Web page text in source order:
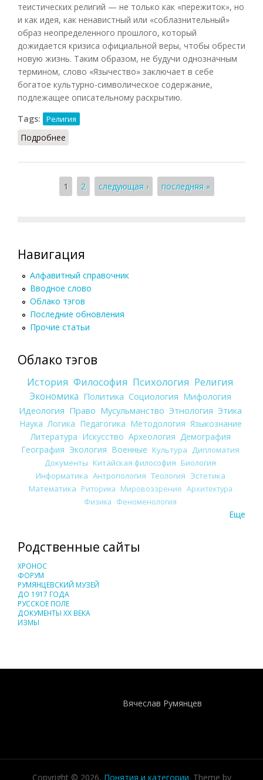
теистических религий — не только как «пережиток», но
и как идея, как ненавистный или «соблазнительный»
образ неопределенного прошлого, который
дожидается кризиса официальной веры, чтобы обрести
новую жизнь. Таким образом, не будучи однозначным
термином, слово «Язычество» заключает в себе
богатое культурно-символическое содержание,
подлежащее описательному раскрытию.
Tags:
Религия
Подробнее
Страницы
1 2 следующая › последняя »
Навигация
Алфавитный справочник
Вводное слово
Облако тэгов
Последние обновления
Прочие статьи
Облако тэгов
История Философия Психология Религия
Экономика Политика Социология Мифология
Идеология Право Мусульманство Этнология Этика
Наука Логика Педагогика Методология Языкознание
Литература Искусство Археология Демография
География Экология Военные Культура
Дипломатия
Документы Китайская философия Биология
Информатика Антропология Теология Эстетика
Математика Риторика Мировоззрение Архитектура
Физика Феноменология
Еще
Родственные сайты
ХРОНОС
ФОРУМ
РУМЯНЦЕВСКИЙ МУЗЕЙ
ДО 1917 ГОДА
РУССКОЕ ПОЛЕ
ДОКУМЕНТЫ XX ВЕКА
ИЗМЫ
Вячеслав Румянцев
Copyright © 2026, Понятия и категории. Theme by